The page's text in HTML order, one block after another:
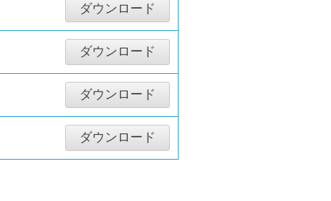
ダウンロード
ダウンロード
ダウンロード
ダウンロード